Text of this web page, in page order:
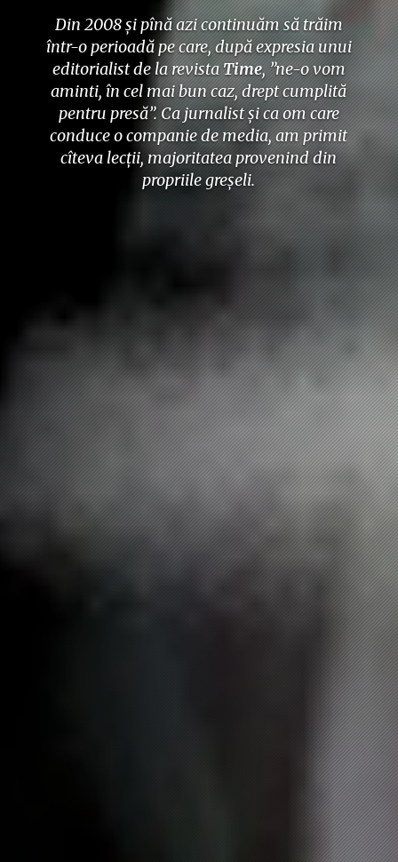
Din 2008 și pînă azi continuăm să trăim
într-o perioadă pe care, după expresia unui
editorialist de la revistaTime, ”ne-o vom
aminti, în cel mai bun caz, drept cumplită
pentru presă”. Ca jurnalist și ca om care
conduce o companie de media, am primit
cîteva lecții, majoritatea provenind din
propriile greșeli.